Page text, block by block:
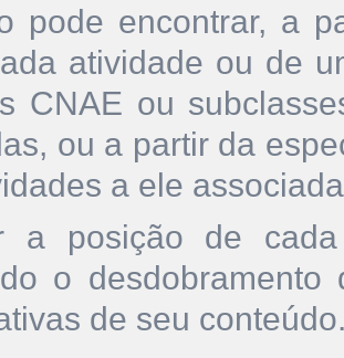
pode encontrar, a
atividade ou de
CNAE ou
ou a partir da
a ele
a posição de
o
de seu